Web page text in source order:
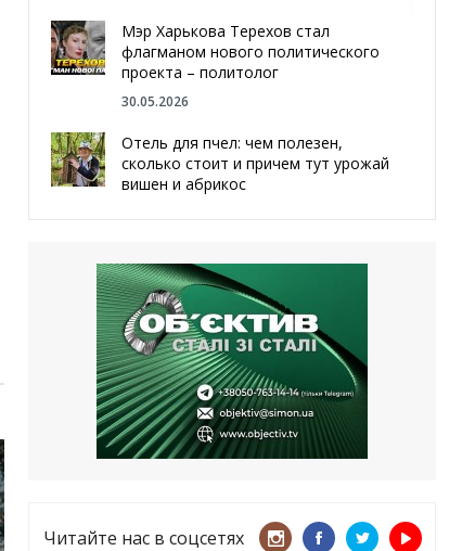
Мэр Харькова Терехов стал
флагманом нового политического
проекта – политолог
30.05.2026
Отель для пчел: чем полезен,
сколько стоит и причем тут урожай
вишен и абрикос
Чугуева, города, который устоял,
несмотря ни на что
21.05.2026
«ТЦК нарушает закон? Пусть
платят!» Как благодаря штрафу
женщину сняли с учета
15.05.2026
Читайте нас в соцсетях